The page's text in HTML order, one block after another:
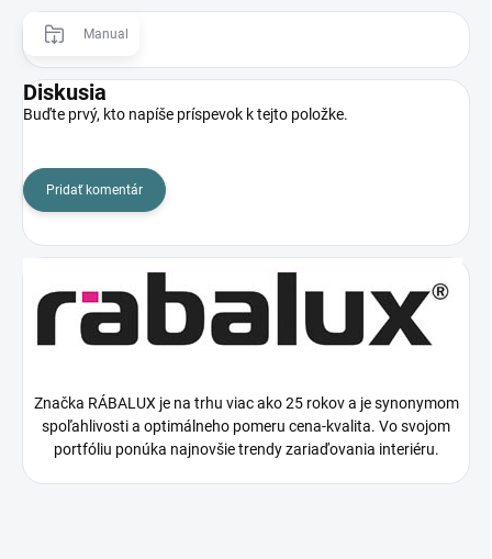
Manual
Diskusia
Buďte prvý, kto napíše príspevok k tejto položke.
Pridať komentár
Značka RÁBALUX je na trhu viac ako 25 rokov a je synonymom
spoľahlivosti a optimálneho pomeru cena-kvalita. Vo svojom
portfóliu ponúka najnovšie trendy zariaďovania interiéru.